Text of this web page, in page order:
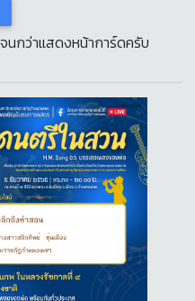
กว่าแสดงหน้าการ์ดครับ